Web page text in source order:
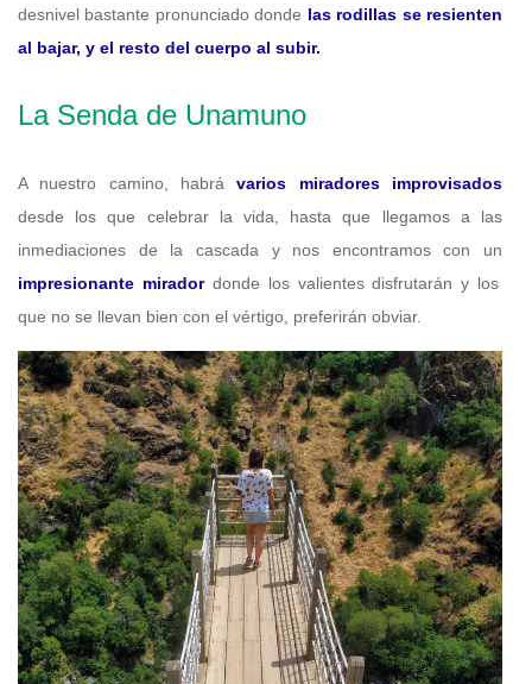
desnivel bastante pronunciado donde las rodillas se resienten
al bajar, y el resto del cuerpo al subir.
La Senda de Unamuno
A nuestro camino, habrávarios miradores improvisados
desde los que celebrar la vida, hasta que llegamos a las
inmediaciones de la cascada y nos encontramos con un
impresionante mirador donde los valientes disfrutarán y los
que no se llevan bien con el vértigo, preferirán obviar.